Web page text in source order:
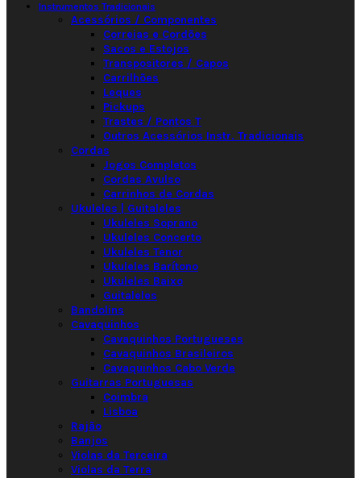
Instrumentos Tradicionais
Acessórios / Componentes
Correias e Cordões
Sacos e Estojos
Transpositores / Capos
Carrilhões
Leques
Pickups
Trastes / Pontos T
Outros Acessórios Instr. Tradicionais
Cordas
Jogos Completos
Cordas Avulso
Carrinhos de Cordas
Ukuleles | Guitaleles
Ukuleles Soprano
Ukuleles Concerto
Ukuleles Tenor
Ukuleles Barítono
Ukuleles Baixo
Guitaleles
Bandolins
Cavaquinhos
Cavaquinhos Portugueses
Cavaquinhos Brasileiros
Cavaquinhos Cabo Verde
Guitarras Portuguesas
Coimbra
Lisboa
Rajão
Banjos
Violas da Terceira
Violas da Terra